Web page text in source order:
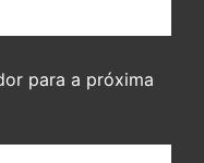
para a próxima